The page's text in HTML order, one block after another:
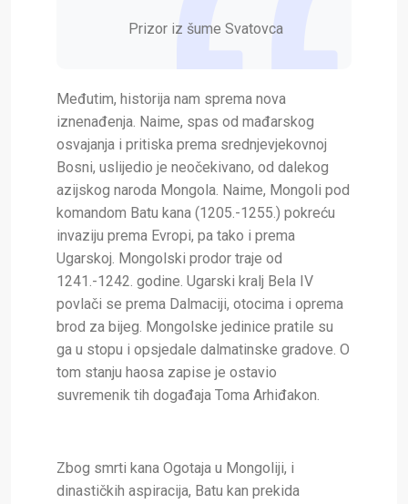
Prizor iz šume Svatovca
Međutim, historija nam sprema nova
iznenađenja. Naime, spas od mađarskog
osvajanja i pritiska prema srednjevjekovnoj
Bosni, uslijedio je neočekivano, od dalekog
azijskog naroda Mongola. Naime, Mongoli pod
komandom Batu kana (1205.-1255.) pokreću
invaziju prema Evropi, pa tako i prema
Ugarskoj. Mongolski prodor traje od
1241.-1242. godine. Ugarski kralj Bela IV
povlači se prema Dalmaciji, otocima i oprema
brod za bijeg. Mongolske jedinice pratile su
ga u stopu i opsjedale dalmatinske gradove. O
tom stanju haosa zapise je ostavio
suvremenik tih događaja Toma Arhiđakon.
Zbog smrti kana Ogotaja u Mongoliji, i
dinastičkih aspiracija, Batu kan prekida